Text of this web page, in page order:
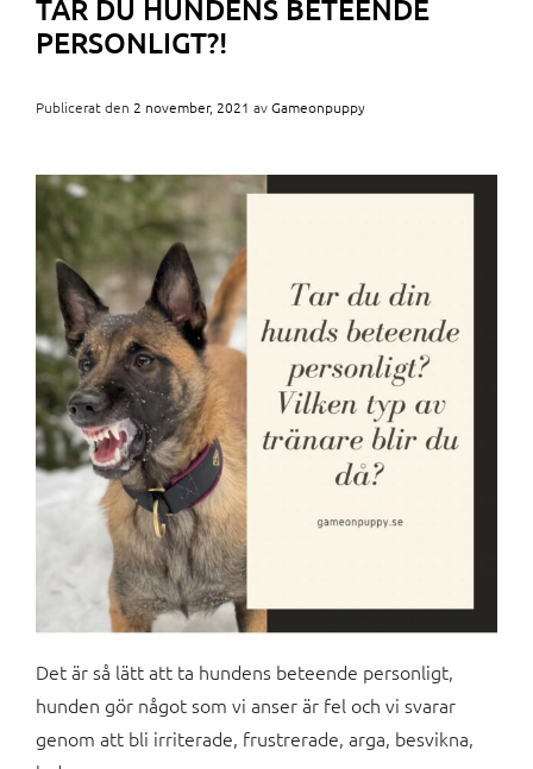
TAR DU HUNDENS BETEENDE
PERSONLIGT?!
Publicerat den 2 november, 2021 avGameonpuppy
Det är så lätt att ta hundens beteende personligt,
hunden gör något som vi anser är fel och vi svarar
genom att bli irriterade, frustrerade, arga, besvikna,